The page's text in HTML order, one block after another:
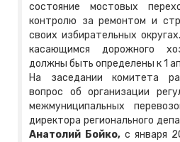
состояние мостовых
контролю за ремонтом и
своих избирательных
касающимся дорожного
должны быть определены к 1
На заседании комитета
вопрос об организации
межмуниципальных
директора регионального
Анатолий Бойко,с января